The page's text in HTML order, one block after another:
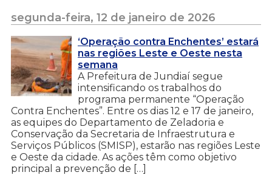
segunda-feira, 12 de janeiro de 2026
‘Operação contra Enchentes’ estará
nas regiões Leste e Oeste nesta
semana
A Prefeitura de Jundiaí segue
intensificando os trabalhos do
programa permanente “Operação
Contra Enchentes”. Entre os dias 12 e 17 de janeiro,
as equipes do Departamento de Zeladoria e
Conservação da Secretaria de Infraestrutura e
Serviços Públicos (SMISP), estarão nas regiões Leste
e Oeste da cidade. As ações têm como objetivo
principal a prevenção de […]